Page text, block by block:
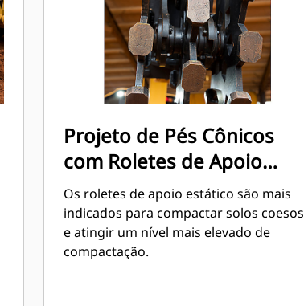
Projeto de Pés Cônicos
com Roletes de Apoio
Estático
Os roletes de apoio estático são mais
indicados para compactar solos coesos
e atingir um nível mais elevado de
compactação.